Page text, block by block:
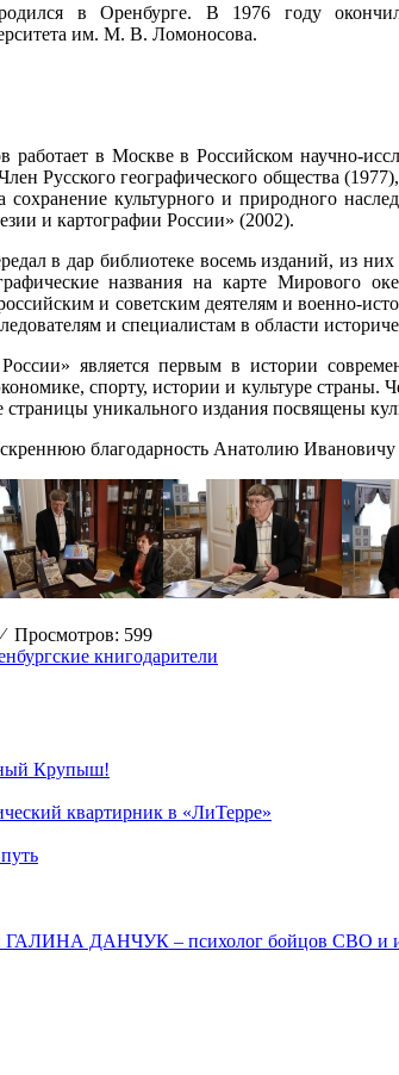
в Оренбурге. В 1976 году окончил
им. М. В. Ломоносова.
работает в Москве в Российском научно-
Русского географического общества
культурного и природного
и картографии России» (2002).
в дар библиотеке восемь изданий, из
названия на карте Мирового
и советским деятелям и военно-
и специалистам в области
является первым в истории
спорту, истории и культуре
уникального издания посвящены
благодарность Анатолию
⁄Просмотров: 599
книгодарители
Крупыш!
квартирник в «ЛиТерре»
ГАЛИНА ДАНЧУК – психолог бойцов СВО и